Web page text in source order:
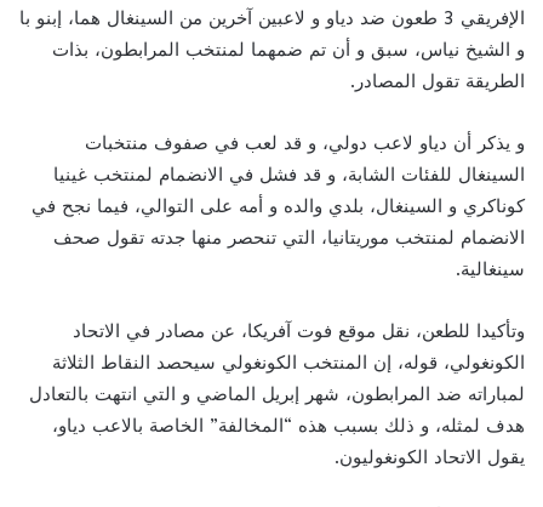
الإفريقي 3 طعون ضد دياو و لاعبين آخرين من السينغال هما، إبنو با
و الشيخ نياس، سبق و أن تم ضمهما لمنتخب المرابطون، بذات
الطريقة تقول المصادر.
و يذكر أن دياو لاعب دولي، و قد لعب في صفوف منتخبات
السينغال للفئات الشابة، و قد فشل في الانضمام لمنتخب غينيا
كوناكري و السينغال، بلدي والده و أمه على التوالي، فيما نجح في
الانضمام لمنتخب موريتانيا، التي تنحصر منها جدته تقول صحف
سينغالية.
وتأكيدا للطعن، نقل موقع فوت آفريكا، عن مصادر في الاتحاد
الكونغولي، قوله، إن المنتخب الكونغولي سيحصد النقاط الثلاثة
لمباراته ضد المرابطون، شهر إبريل الماضي و التي انتهت بالتعادل
هدف لمثله، و ذلك بسبب هذه “المخالفة” الخاصة بالاعب دياو،
يقول الاتحاد الكونغوليون.